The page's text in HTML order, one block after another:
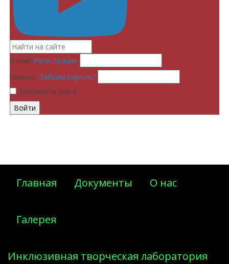
E-mail: Регистрация
Пароль: Забыли пароль?
Запомнить меня
Главная Документы О нас
Галерея
Инклюзивная творческая лаборатория